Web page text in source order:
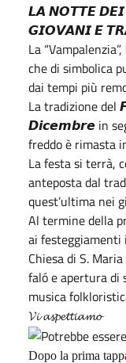
𝙇𝘼 𝙉𝙊𝙏𝙏𝙀
𝙂𝙄𝙊𝙑𝘼𝙉𝙄 𝙀
La
che di simbolica
dai tempi più
La tradizione del
𝘿𝙞𝙘𝙚𝙢𝙗𝙧𝙚 in
freddo è rimasta
La festa si terrà,
anteposta dal
quest’ultima
Al termine della
ai festeggiamenti
Chiesa di S.
faló e apertura di
musica
𝓥𝓲 𝓪𝓼𝓹𝓮𝓽𝓽𝓲𝓪𝓶𝓸
Dopo la prima